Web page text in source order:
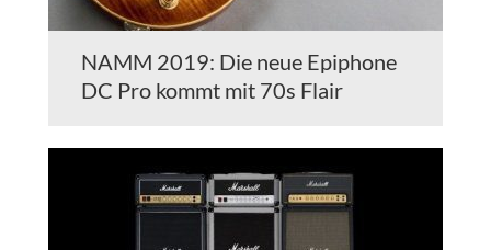
NAMM 2019: Die neue Epiphone
DC Pro kommt mit 70s Flair